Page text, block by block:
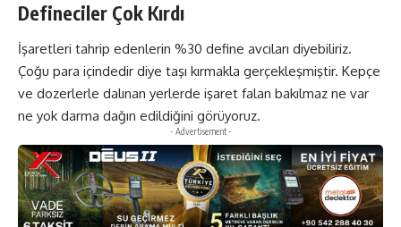
Defineciler Çok Kırdı
İşaretleri tahrip edenlerin %30 define avcıları diyebiliriz.
Çoğu para içindedir diye taşı kırmakla gerçekleşmiştir. Kepçe
ve dozerlerle dalınan yerlerde işaret falan bakılmaz ne var
ne yok darma dağın edildiğini görüyoruz.
- Advertisement -